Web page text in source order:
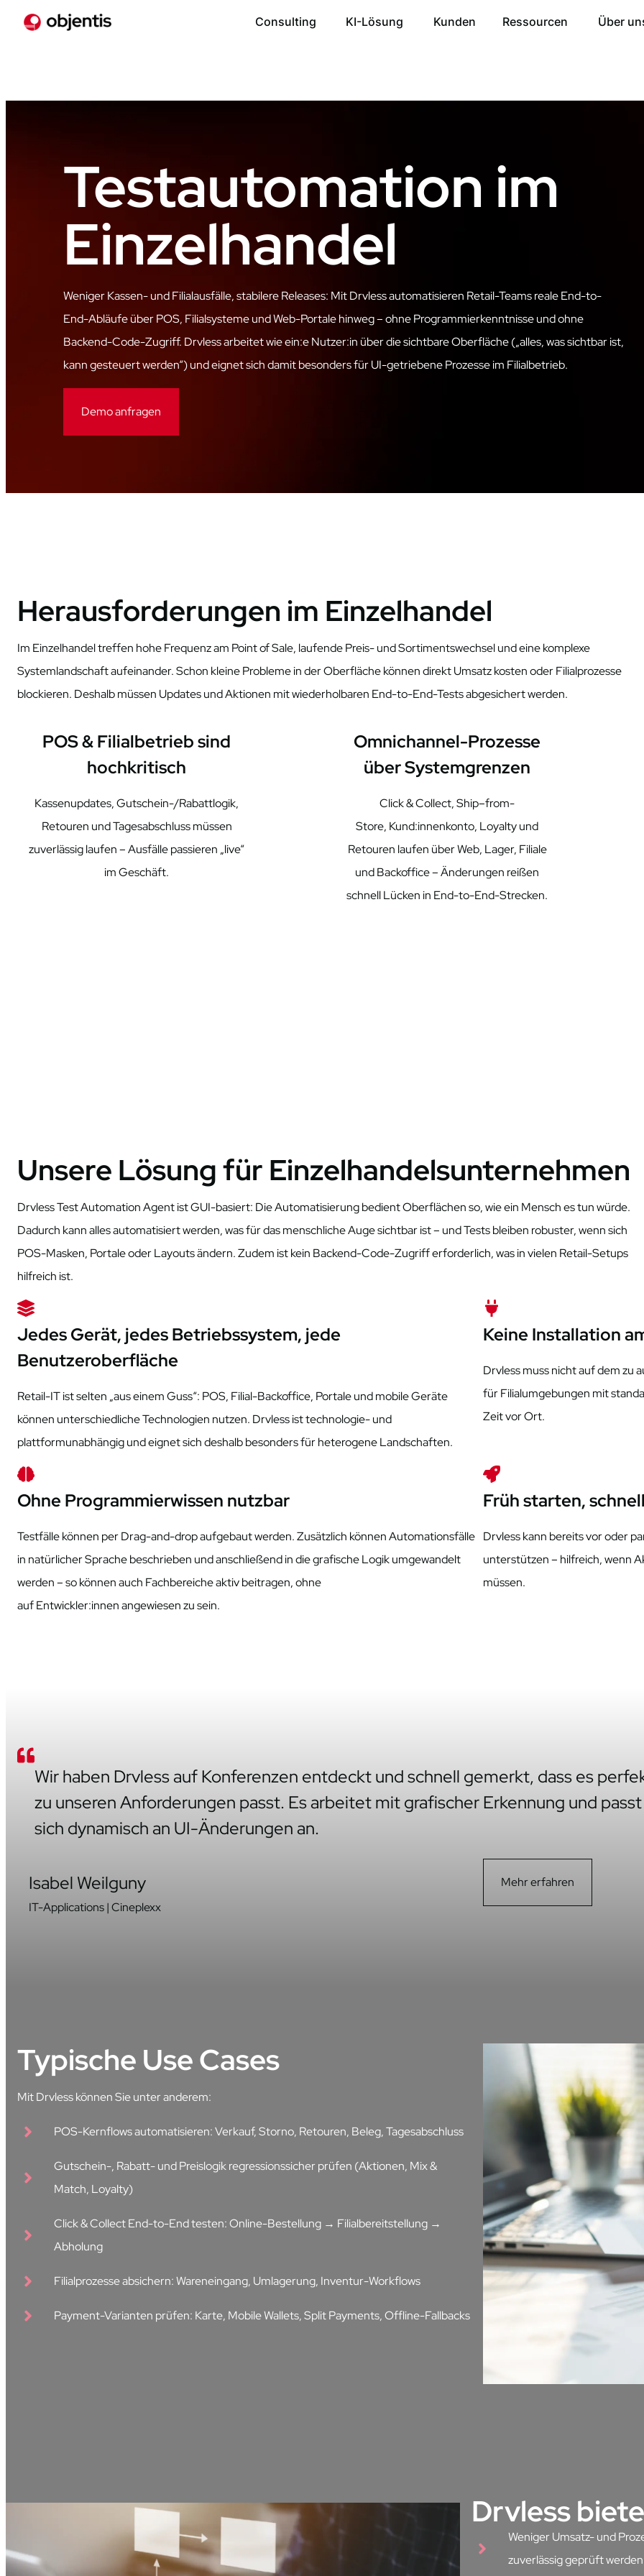
Consulting KI-Lösung Kunden Ressourcen Über
Testautomation im
Einzelhandel
Weniger Kassen- und Filialausfälle, stabilere Releases: MitDrvlessautomatisieren Retail-Teams reale End-to-
End-Abläufe über POS, Filialsysteme und Web-Portale hinweg – ohne Programmierkenntnisse und ohne
Backend-Code-Zugriff. Drvlessarbeitet wieein:eNutzer:in über die sichtbare Oberfläche („alles, was sichtbar ist,
kann gesteuert werden“) und eignet sich damit besonders für UI-getriebene Prozesse im Filialbetrieb.
Demo anfragen
Herausforderungen im Einzelhandel
Im Einzelhandel treffen hohe Frequenz am PointofSale, laufende Preis- und Sortimentswechsel und eine komplexe
Systemlandschaft aufeinander. Schon kleine Probleme in der Oberfläche können direkt Umsatz kosten oder Filialprozesse
blockieren. Deshalb müssen Updates und Aktionen mit wiederholbaren End-to-End-Tests abgesichert werden.
POS & Filialbetrieb sind
hochkritisch
Kassenupdates, Gutschein-/Rabattlogik,
Retouren und Tagesabschluss müssen
zuverlässig laufen – Ausfälle passieren „live“
im Geschäft.
Omnichannel-Prozesse
über Systemgrenzen
Click &Collect,Ship–from-
Store, Kund:innenkonto, Loyaltyund
Retouren laufen über Web, Lager, Filiale
und Backoffice – Änderungen reißen
schnell Lücken in End-to-End-Strecken.
Unsere Lösung für Einzelhandelsunternehmen
DrvlessTest Automation Agent ist GUI-basiert: Die Automatisierung bedient Oberflächen so, wie ein Mensch es tun würde.
Dadurch kann alles automatisiert werden, was für das menschliche Auge sichtbar ist – und Tests bleiben robuster, wenn sich
POS-Masken, Portale oder Layouts ändern. Zudem ist kein Backend-Code-Zugriff erforderlich, was in vielen Retail-Setups
hilfreich ist.
Jedes Gerät, jedes Betriebssystem, jede
Benutzeroberfläche
Retail-IT ist selten „aus einem Guss“: POS, Filial-Backoffice, Portale und mobile Geräte
können unterschiedliche Technologien nutzen. Drvlessist technologie- und
plattformunabhängigund eignet sich deshalb besonders für heterogene Landschaften.
Keine Installation
Drvlessmuss nicht auf dem zu
für Filialumgebungen mit
Zeit vor Ort.
Ohne Programmierwissen nutzbar
Testfälle können per Drag-and-drop aufgebaut werden. Zusätzlich können Automationsfälle
in natürlicher Sprache beschrieben und anschließend in die grafische Logik umgewandelt
werden – so können auch Fachbereiche aktiv beitragen, ohne
aufEntwickler:innenangewiesen zu sein.
Früh starten,
Drvlesskann bereits vor oder
unterstützen – hilfreich, wenn
müssen.
Wir haben Drvless auf Konferenzen entdeckt und schnell gemerkt, dass es
zu unseren Anforderungen passt. Es arbeitet mit grafischer Erkennung und passt
sich dynamisch an UI-Änderungen an.
Isabel Weilguny
IT-Applications | Cineplexx
Mehr erfahren
Typische Use Cases
Mit Drvless können Sie unter anderem:
POS-Kernflows automatisieren: Verkauf, Storno, Retouren, Beleg, Tagesabschluss
Gutschein-, Rabatt- und Preislogik regressionssicher prüfen (Aktionen, Mix &
Match, Loyalty)
Click & Collect End-to-End testen: Online-Bestellung → Filialbereitstellung →
Abholung
Filialprozesse absichern: Wareneingang, Umlagerung, Inventur-Workflows
Payment-Varianten prüfen: Karte, Mobile Wallets, Split Payments, Offline-Fallbacks
Drvless
Weniger Umsatz- und
zuverlässig geprüft